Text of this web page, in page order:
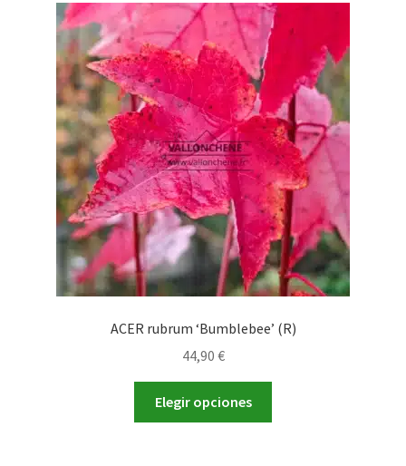
ACER rubrum ‘Bumblebee’ (R)
44,90 €
Elegir opciones